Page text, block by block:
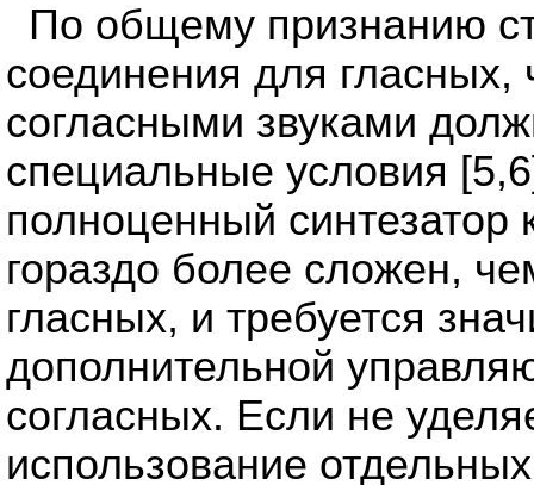
По общему признанию
соединения для
согласными звуками
специальные условия
полноценный синтезатор
гораздо более сложен,
гласных, и требуется
дополнительной
согласных. Если не
использование